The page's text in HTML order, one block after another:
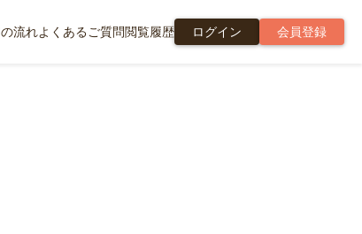
流れよくあるご質問閲覧履歴 ログイン 会員登録